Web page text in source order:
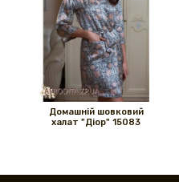
Домашній шовковий
халат "Діор" 15083